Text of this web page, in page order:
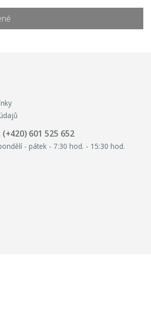
(+420) 601 525 652
- pátek - 7:30 hod. - 15:30 hod.